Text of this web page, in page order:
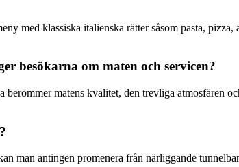
med klassiska italienska rätter såsom pasta, pizza,
besökarna om maten och servicen?
matens kvalitet, den trevliga atmosfären
man antingen promenera från närliggande